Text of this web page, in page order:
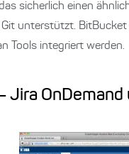
sicherlich einen
unterstützt.
Tools integriert werden.
OnDemand